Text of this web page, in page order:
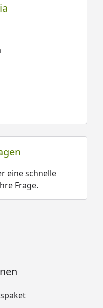
eine schnelle
Frage.